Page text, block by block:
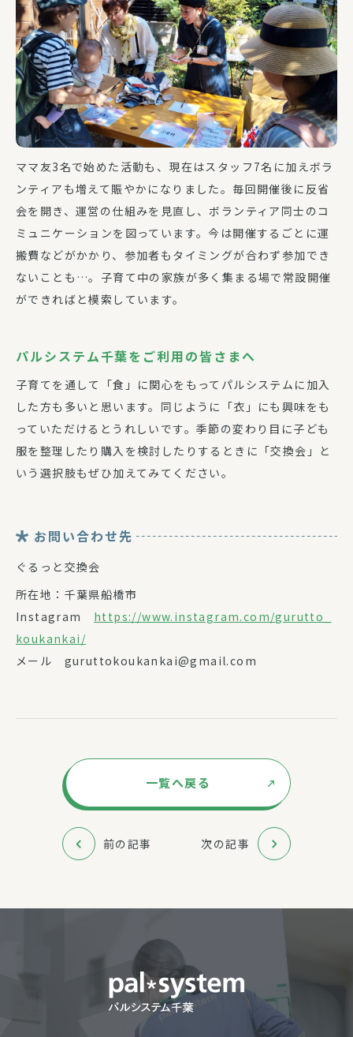
ママ友3名で始めた活動も、現在はスタッフ7名に加えボラ
ンティアも増えて賑やかになりました。毎回開催後に反省
会を開き、運営の仕組みを見直し、ボランティア同士のコ
ミュニケーションを図っています。今は開催するごとに運
搬費などがかかり、参加者もタイミングが合わず参加でき
ないことも…。子育て中の家族が多く集まる場で常設開催
ができればと模索しています。
パルシステム千葉をご利用の皆さまへ
子育てを通して「食」に関心をもってパルシステムに加入
した方も多いと思います。同じように「衣」にも興味をも
っていただけるとうれしいです。季節の変わり目に子ども
服を整理したり購入を検討したりするときに「交換会」と
いう選択肢もぜひ加えてみてください。
お問い合わせ先
ぐるっと交換会
所在地：千葉県船橋市
Instagram https://www.instagram.com/gurutto_
koukankai/
メール guruttokoukankai@gmail.com
一覧へ戻る
前の記事 次の記事